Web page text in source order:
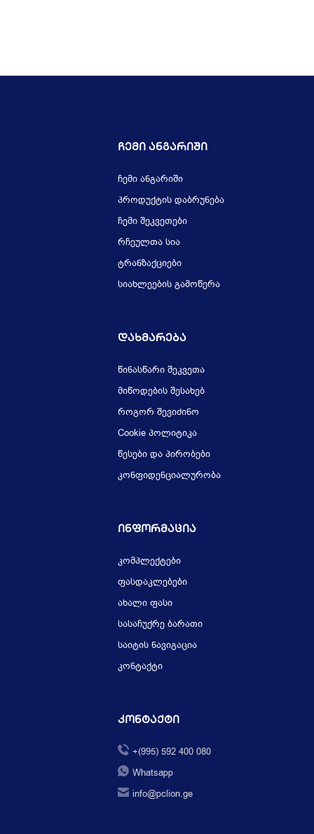
Ჩემი Ანგარიში
ჩემი ანგარიში
პროდუქტის დაბრუნება
ჩემი შეკვეთები
რჩეულთა სია
ტრანზაქციები
სიახლეების გამოწერა
Დახმარება
წინასწარი შეკვეთა
მიწოდების შესახებ
როგორ შევიძინო
Cookie პოლიტიკა
წესები და პირობები
კონფიდენციალურობა
Ინფორმაცია
კომპლექტები
ფასდაკლებები
ახალი ფასი
სასაჩუქრე ბარათი
საიტის ნავიგაცია
კონტაქტი
Კონტაქტი
+(995) 592 400 080
Whatsapp
info@pclion.ge